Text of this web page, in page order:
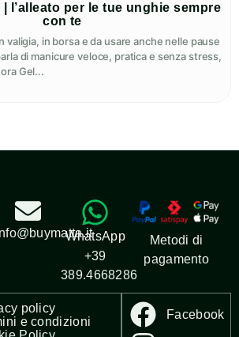
l’alleato per le tue unghie sempre
con te
valigia, in borsa e da usare anche nelle pause
di manicure veloce, pratica e senza stress,
Gel...
WhatsApp
+39
389.4668286
Metodi di
pagamento
policy
e condizioni
Facebook